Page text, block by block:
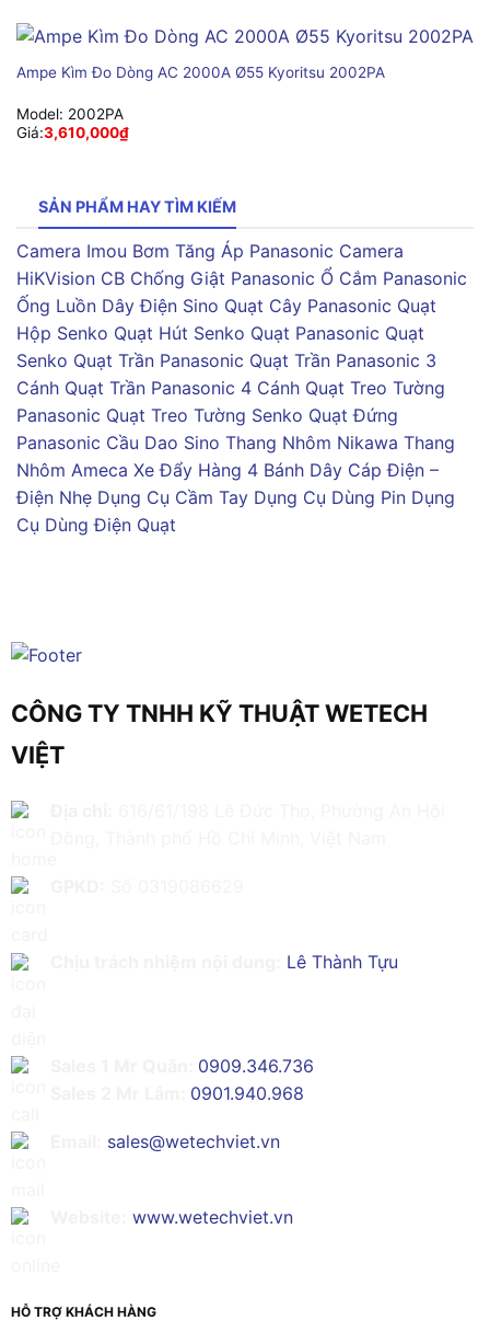
Ampe Kìm Đo Dòng AC 2000A Ø55 Kyoritsu 2002PA
Model: 2002PA
Giá:3,610,000₫
SẢN PHẨM HAY TÌM KIẾM
Camera Imou Bơm Tăng Áp Panasonic Camera
HiKVision CB Chống Giật Panasonic Ổ Cắm Panasonic
Ống Luồn Dây Điện Sino Quạt Cây Panasonic Quạt
Hộp Senko Quạt Hút Senko Quạt Panasonic Quạt
Senko Quạt Trần Panasonic Quạt Trần Panasonic 3
Cánh Quạt Trần Panasonic 4 Cánh Quạt Treo Tường
Panasonic Quạt Treo Tường Senko Quạt Đứng
Panasonic Cầu Dao Sino Thang Nhôm Nikawa Thang
Nhôm Ameca Xe Đẩy Hàng 4 Bánh Dây Cáp Điện –
Điện Nhẹ Dụng Cụ Cầm Tay Dụng Cụ Dùng Pin Dụng
Cụ Dùng Điện Quạt
CÔNG TY TNHH KỸ THUẬT WETECH
VIỆT
Lê Thành Tựu
0909.346.736
0901.940.968
sales@wetechviet.vn
www.wetechviet.vn
HỖ TRỢ KHÁCH HÀNG